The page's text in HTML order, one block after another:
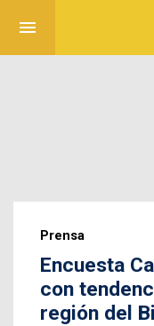
menu
Prensa
Encuesta
con
región del